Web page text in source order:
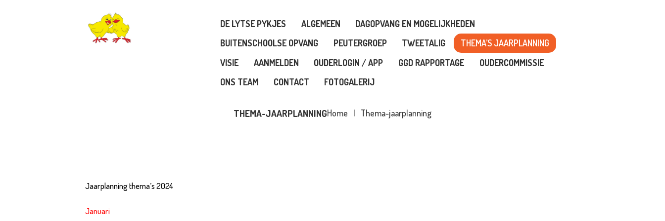
DE LYTSE PYKJES ALGEMEEN
DAGOPVANG EN MOGELIJKHEDEN
BUITENSCHOOLSE OPVANG
PEUTERGROEP TWEETALIG
THEMA’S JAARPLANNING
VISIE
AANMELDEN OUDERLOGIN / APP GGD RAPPORTAGE
OUDERCOMMISSIE
ONS TEAM
CONTACT FOTOGALERIJ
THEMA-JAARPLANNINGHome Thema-jaarplanning
DE LYTSE PYKJES
ALGEMEEN
DAGOPVANG EN
Jaarplanning thema’s 2024
Januari